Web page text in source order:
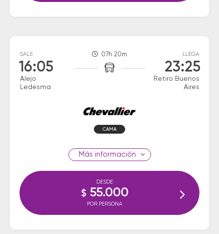
SALE
16:05
Alejo
Ledesma
07h 20m LLEGA
23:25
Retiro Buenos
Aires
CAMA
información
DESDE
$ 55.000
POR PERSONA